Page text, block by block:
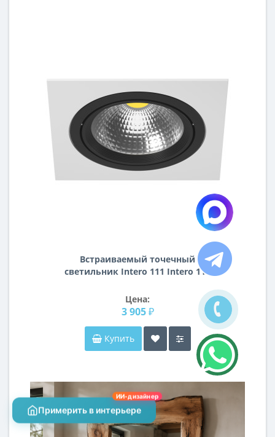
Встраиваемый точечный
светильник Intero 111 Intero 111
Цена:
3 905 ₽
Купить
Примерить в интерьере
ИИ-дизайнер